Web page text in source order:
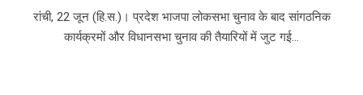
रांची, 22 जून (हि.स.)। प्रदेश भाजपा लोकसभा चुनाव के बाद सांगठनिक
कार्यक्रमों और विधानसभा चुनाव की तैयारियों में जुट गई...